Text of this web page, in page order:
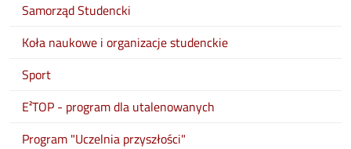
Samorząd Studencki
Koła naukowe i organizacje studenckie
Sport
E²TOP - program dla utalenowanych
Program "Uczelnia przyszłości"